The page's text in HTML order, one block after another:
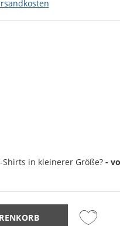
Shirts in kleinerer Größe? -